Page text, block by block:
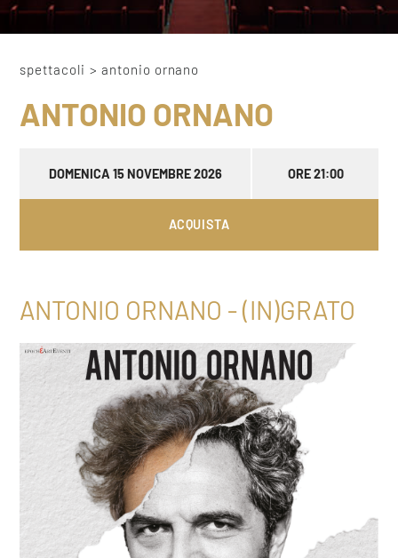
spettacoli > antonio ornano
ANTONIO ORNANO
DOMENICA 15 NOVEMBRE 2026 ORE 21:00
ACQUISTA
ANTONIO ORNANO - (IN)GRATO